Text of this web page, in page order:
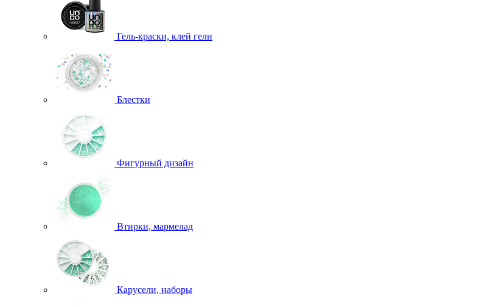
Гель-краски, клей гели
Блестки
Фигурный дизайн
Втирки, мармелад
Карусели, наборы